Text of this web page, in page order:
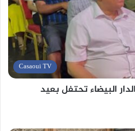
Casaoui TV
البيضاء تحتفل بعيد